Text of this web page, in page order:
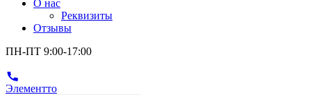
О нас
Реквизиты
Отзывы
ПН-ПТ 9:00-17:00
Элементто